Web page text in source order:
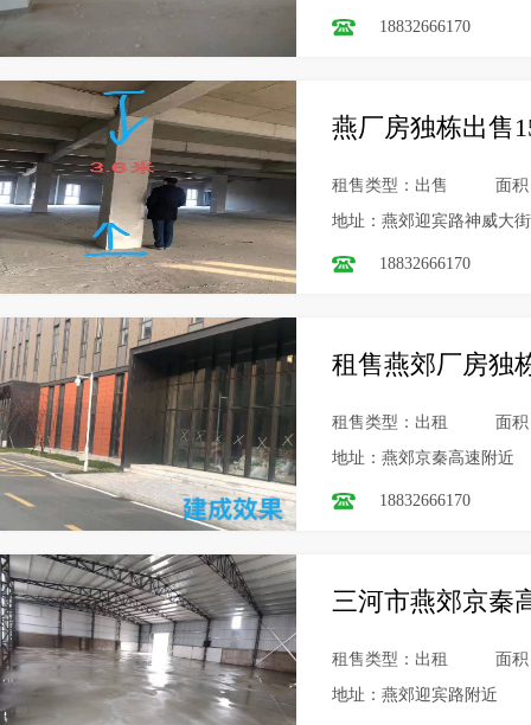
18832666170
燕厂房独栋出售
租售类型：出售
面
地址：燕郊迎宾路神威大
18832666170
租售燕郊厂房独
租售类型：出租
面
地址：燕郊京秦高速附近
18832666170
三河市燕郊京秦
租售类型：出租
面
地址：燕郊迎宾路附近